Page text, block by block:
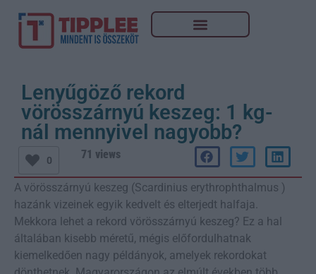
Lenyűgöző rekord
vörösszárnyú keszeg: 1 kg-
nál mennyivel nagyobb?
0 71 views
A vörösszárnyú keszeg (Scardinius erythrophthalmus )
hazánk vizeinek egyik kedvelt és elterjedt halfaja.
Mekkora lehet a rekord vörösszárnyú keszeg? Ez a hal
általában kisebb méretű, mégis előfordulhatnak
kiemelkedően nagy példányok, amelyek rekordokat